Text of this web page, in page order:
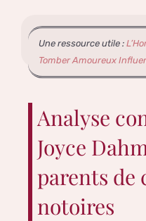
Une ressource utile :
Tomber Amoureux
Analyse
Joyce
parents de
notoires